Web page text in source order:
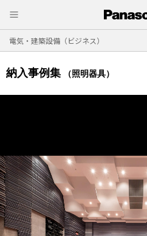
電気・建築設備（ビジネス）
納入事例集 （照明器具）